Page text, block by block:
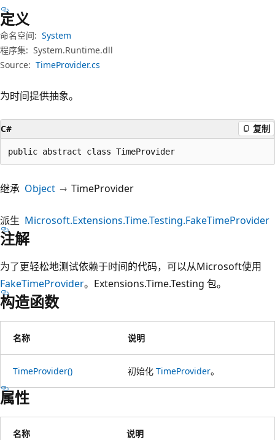
定义
命名空间: System
程序集: System.Runtime.dll
Source: TimeProvider.cs
为时间提供抽象。
C# 复制
public abstract class TimeProvider
继承 Object TimeProvider
派生 Microsoft.Extensions.Time.Testing.FakeTimeProvider
注解
为了更轻松地测试依赖于时间的代码，可以从Microsoft使用
FakeTimeProvider。Extensions.Time.Testing 包。
构造函数
名称 说明
TimeProvider() 初始化 TimeProvider。
属性
名称 说明